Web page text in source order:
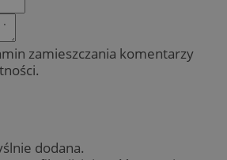
zamieszczania komentarzy
dodana.